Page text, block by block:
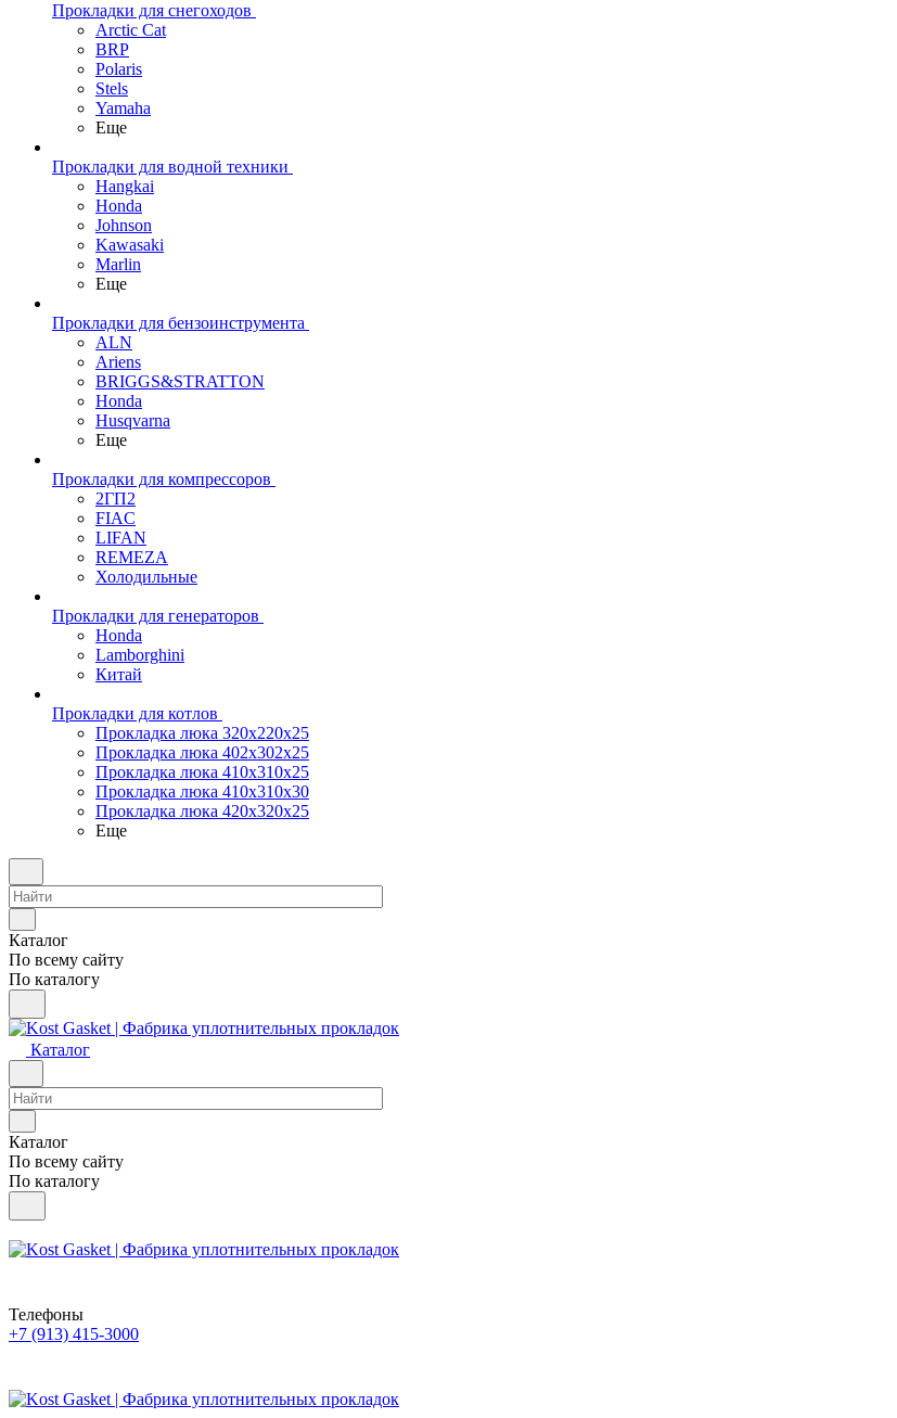
Прокладки для снегоходов
Arctic Cat
BRP
Polaris
Stels
Yamaha
Еще
Прокладки для водной техники
Hangkai
Honda
Johnson
Kawasaki
Marlin
Еще
Прокладки для бензоинструмента
ALN
Ariens
BRIGGS&STRATTON
Honda
Husqvarna
Еще
Прокладки для компрессоров
2ГП2
FIAC
LIFAN
REMEZA
Холодильные
Прокладки для генераторов
Honda
Lamborghini
Китай
Прокладки для котлов
Прокладка люка 320x220x25
Прокладка люка 402x302x25
Прокладка люка 410x310x25
Прокладка люка 410х310х30
Прокладка люка 420x320x25
Еще
Каталог
По всему сайту
По каталогу
Каталог
Каталог
По всему сайту
По каталогу
Телефоны
+7 (913) 415-3000